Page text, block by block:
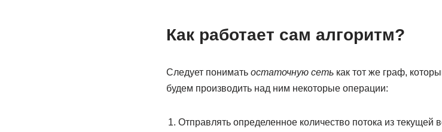
Как работает сам алгоритм?
Следует понимать остаточную сетькак тот же граф,
будем производить над ним некоторые операции:
Отправлять определенное количество потока из текущей